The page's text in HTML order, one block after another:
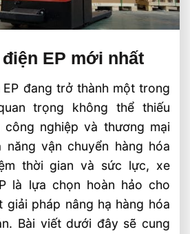
EP mới nhất
đang trở thành một trong
trọng không thể thiếu
nghiệp và thương mại
năng vận chuyển hàng hóa
thời gian và sức lực, xe
là lựa chọn hoàn hảo cho
giải pháp nâng hạ hàng hóa
Bài viết dưới đây sẽ cung